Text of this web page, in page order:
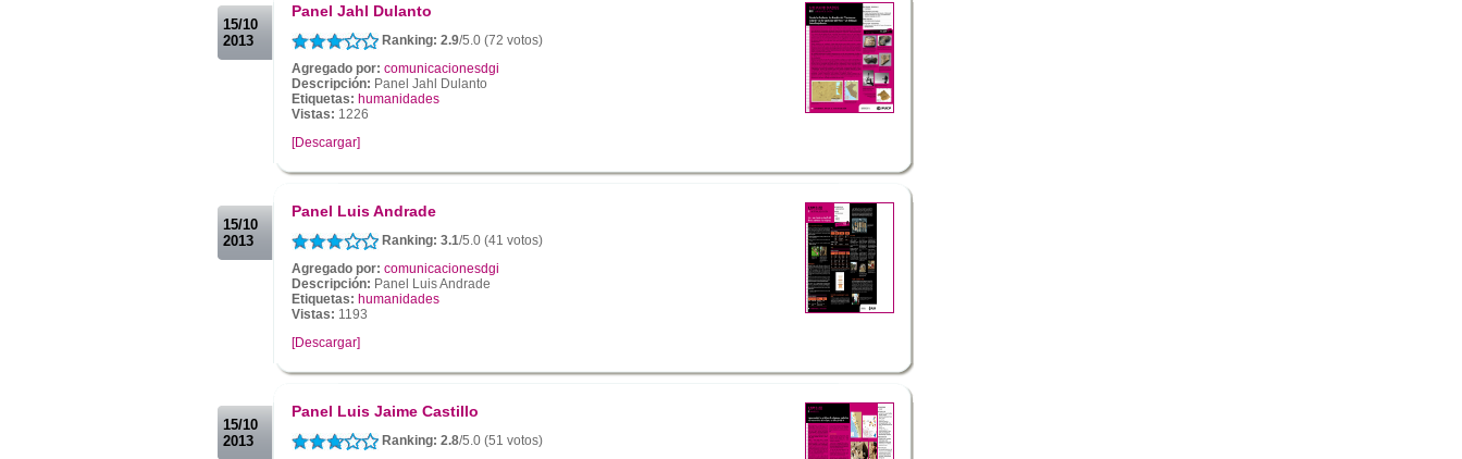
15/10
2013
Panel Jahl Dulanto
Ranking: 2.9/5.0 (72 votos)
Agregado por: comunicacionesdgi
Descripción: Panel Jahl Dulanto
Etiquetas: humanidades
Vistas: 1226
[Descargar]
15/10
2013
Panel Luis Andrade
Ranking: 3.1/5.0 (41 votos)
Agregado por: comunicacionesdgi
Descripción: Panel Luis Andrade
Etiquetas: humanidades
Vistas: 1193
[Descargar]
15/10
2013
Panel Luis Jaime Castillo
Ranking: 2.8/5.0 (51 votos)